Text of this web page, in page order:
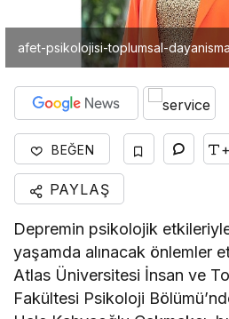
afet-psikolojisi-toplumsal-
BEĞEN +
PAYLAŞ
Depremin psikolojik
yaşamda alınacak önlemler
Atlas Üniversitesi İnsan ve
Fakültesi Psikoloji